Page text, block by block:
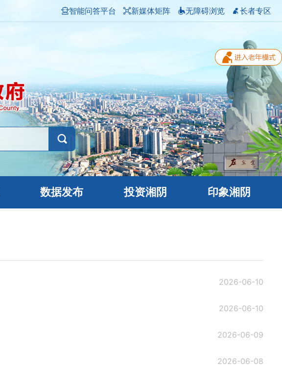
智能问答平台 新媒体矩阵 无障碍浏览 长者专区
数据发布 投资湘阴 印象湘阴
2026-06-10
2026-06-10
2026-06-09
2026-06-08